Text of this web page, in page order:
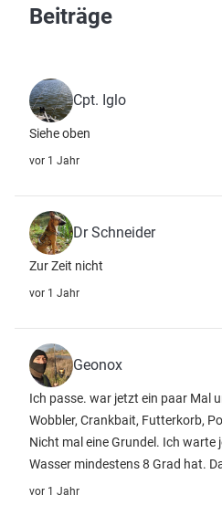
Beiträge
Cpt. Iglo
Siehe oben
vor 1 Jahr
Dr Schneider
Zur Zeit nicht
vor 1 Jahr
Geonox
Ich passe. war jetzt ein paar Mal
Wobbler, Crankbait, Futterkorb,
Nicht mal eine Grundel. Ich warte
Wasser mindestens 8 Grad hat.
vor 1 Jahr